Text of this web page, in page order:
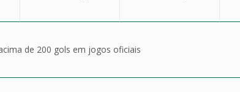
de 200 gols em jogos oficiais